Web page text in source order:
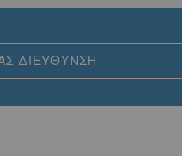
Λείανση